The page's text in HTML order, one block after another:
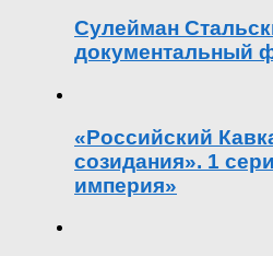
Сулейман
документальный
«Российский
созидания». 1
империя»